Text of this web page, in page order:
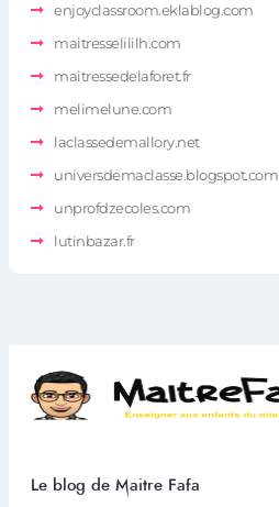
enjoyclassroom.eklablog.com
maitresselililh.com
maitressedelaforet.fr
melimelune.com
laclassedemallory.net
universdemaclasse.blogspot.com
unprofdzecoles.com
lutinbazar.fr
Le blog de Maitre Fafa